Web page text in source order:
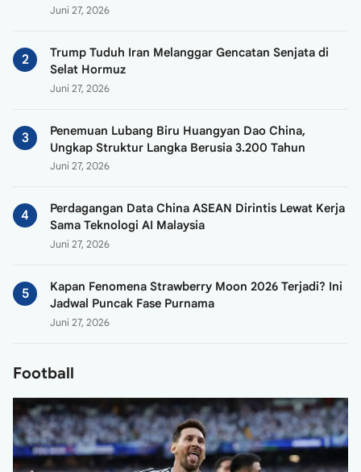
Juni 27, 2026
Trump Tuduh Iran Melanggar Gencatan Senjata di
Selat Hormuz
Juni 27, 2026
Penemuan Lubang Biru Huangyan Dao China,
Ungkap Struktur Langka Berusia 3.200 Tahun
Juni 27, 2026
Perdagangan Data China ASEAN Dirintis Lewat Kerja
Sama Teknologi AI Malaysia
Juni 27, 2026
Kapan Fenomena Strawberry Moon 2026 Terjadi? Ini
Jadwal Puncak Fase Purnama
Juni 27, 2026
Football